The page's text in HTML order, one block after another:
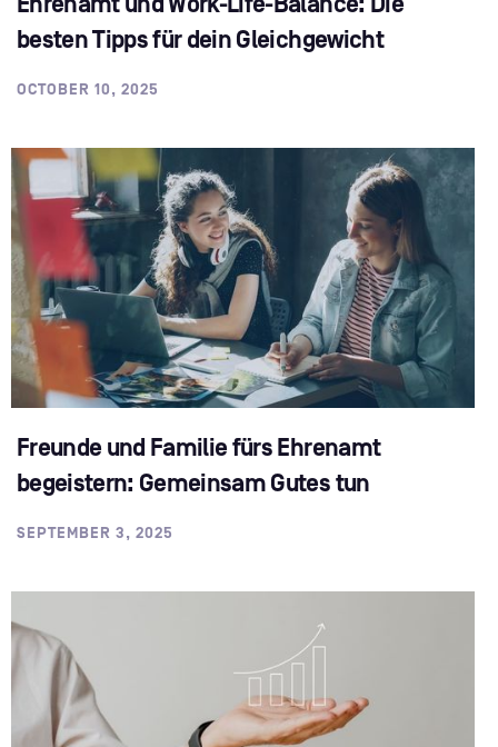
besten Tipps für dein Gleichgewicht
OCTOBER 10, 2025
Freunde und Familie fürs Ehrenamt
begeistern: Gemeinsam Gutes tun
SEPTEMBER 3, 2025